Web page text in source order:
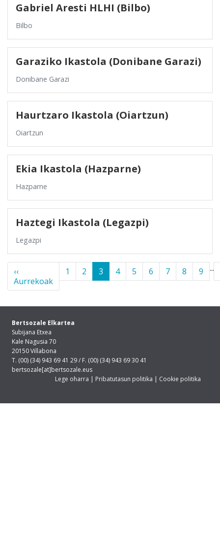
Gabriel Aresti HLHI (Bilbo)
Bilbo
Garaziko Ikastola (Donibane Garazi)
Donibane Garazi
Haurtzaro Ikastola (Oiartzun)
Oiartzun
Ekia Ikastola (Hazparne)
Hazparne
Haztegi Ikastola (Legazpi)
Legazpi
‹‹
Aurrekoak
1 2 3 4 5 6 7 8 9 ...
Bertsozale Elkartea
Subijana Etxea
Kale Nagusia 70
20150 Villabona
T. (00) (34) 943 69 41 29 / F. (00) (34) 943 69 30 41
bertsozale[at]bertsozale.eus
Lege oharra | Pribatutasun politika | Cookie politika